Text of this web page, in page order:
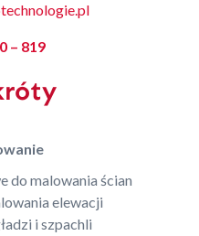
– 819
do malowania ścian
elewacji
i szpachli